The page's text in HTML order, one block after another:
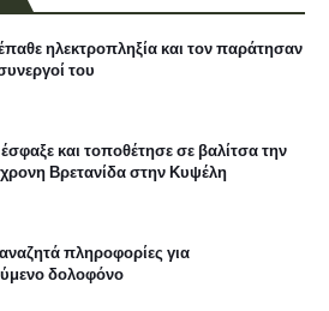
ηλεκτροπληξία και τον παράτησαν
του
και τοποθέτησε σε βαλίτσα την
Βρετανίδα στην Κυψέλη
πληροφορίες για
δολοφόνο